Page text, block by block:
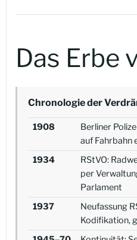
Das Erbe
Chronologie der
1908
Berliner
auf Fahrbahn
1934
RStVO:
per
Parlament
1937
Neufassung
Kodifikation,